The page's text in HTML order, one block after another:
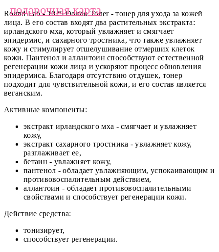
подарочная карта
Round Lab - 1025 Dokdo Toner - тонер для ухода за кожей
лица. В его состав входят два растительных экстракта:
ирландского мха, который увлажняет и смягчает
эпидермис, и сахарного тростника, что также увлажняет
кожу и стимулирует отшелушивание отмерших клеток
кожи. Пантенол и аллантоин способствуют естественной
регенерации кожи лица и ускоряют процесс обновления
эпидермиса. Благодаря отсутствию отдушек, тонер
подходит для чувствительной кожи, и его состав является
веганским.
Активные компоненты:
экстракт ирландского мха - смягчает и увлажняет
кожу,
экстракт сахарного тростника - увлажняет кожу,
разглаживает ее,
бетаин - увлажняет кожу,
пантенол - обладает увлажняющим, успокаивающим и
противовоспалительным действием,
аллантоин - обладает противовоспалительными
свойствами и способствует регенерации кожи.
Действие средства:
тонизирует,
способствует регенерации.